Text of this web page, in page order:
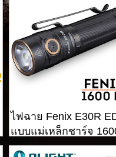
ไฟฉาย Fenix ​​E30R
แบบแม่เหล็กชาร์จ
lumens